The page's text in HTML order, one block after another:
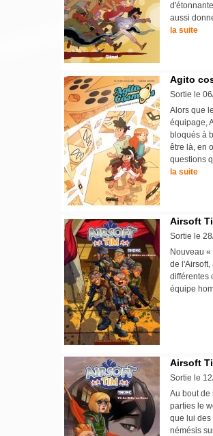
aussi
la suite
Agito
Sortie le
Alors que
équipage,
bloqués à
être là, en
questions
la suite
Airsoft
Sortie le
Nouveau
de
différentes
équipe
Airsoft
Sortie le
Au bout de
parties le
que lui des
némésis